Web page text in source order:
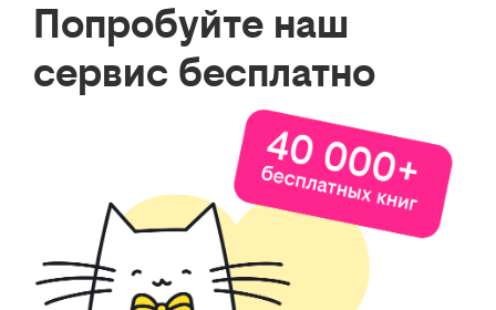
Попробуйте наш
сервис бесплатно